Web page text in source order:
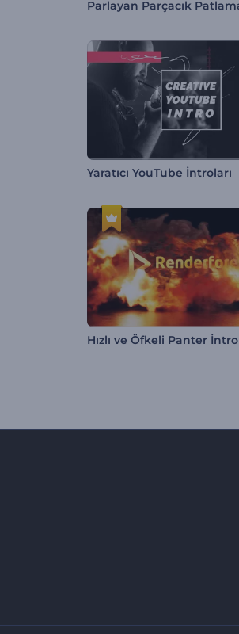
Yaratıcı YouTube İntroları
Hızlı ve Öfkeli Panter İntro